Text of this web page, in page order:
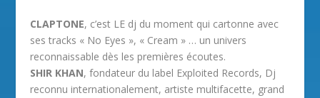
CLAPTONE, c’est LE dj du moment qui cartonne avec
ses tracks « No Eyes », « Cream » … un univers
reconnaissable dès les premières écoutes.
SHIR KHAN, fondateur du label Exploited Records, Dj
reconnu internationalement, artiste multifacette, grand